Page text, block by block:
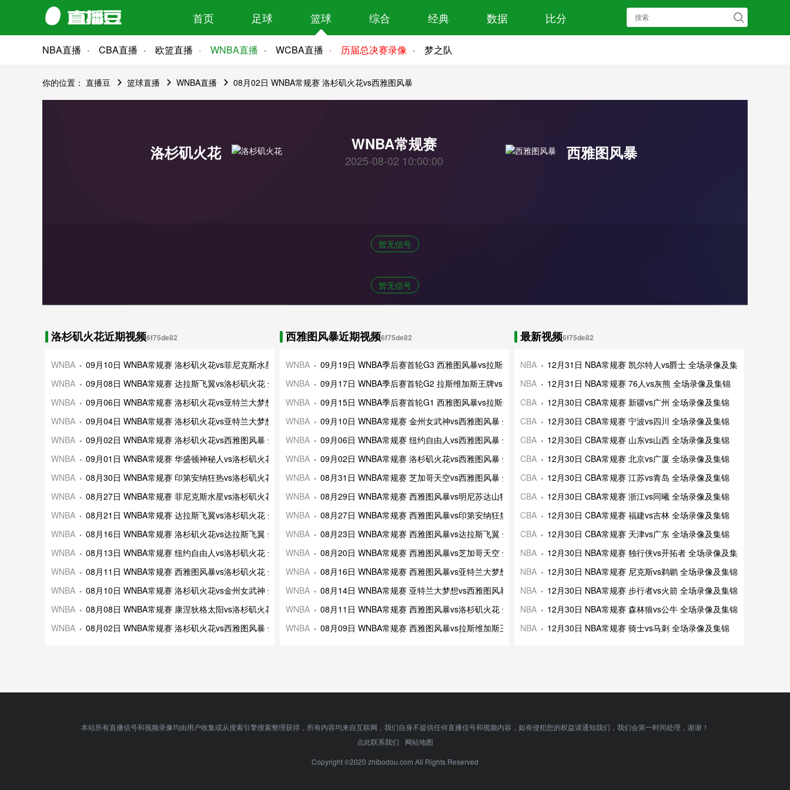
首页 足球 篮球 综合 经典 数据 比分
NBA直播 CBA直播 欧篮直播 WNBA直播 WCBA直播 历届总决赛录像 梦之队
你的位置： 直播豆 篮球直播 WNBA直播 08月02日 WNBA常规赛 洛杉矶火花vs西雅图风暴
洛杉矶火花 WNBA常规赛
2025-08-02 10:00:00 西雅图风暴
暂无信号
暂无信号
洛杉矶火花近期视频6f75de82
WNBA
09月10日 WNBA常规赛 洛杉矶火花vs菲尼克斯水星 全场录像及集锦
WNBA
09月08日 WNBA常规赛 达拉斯飞翼vs洛杉矶火花 全场录像及集锦
WNBA
09月06日 WNBA常规赛 洛杉矶火花vs亚特兰大梦想 全场录像及集锦
WNBA
09月04日 WNBA常规赛 洛杉矶火花vs亚特兰大梦想 全场录像及集锦
WNBA
09月02日 WNBA常规赛 洛杉矶火花vs西雅图风暴 全场录像及集锦
WNBA
09月01日 WNBA常规赛 华盛顿神秘人vs洛杉矶火花 全场录像及集锦
WNBA
08月30日 WNBA常规赛 印第安纳狂热vs洛杉矶火花 全场录像及集锦
WNBA
08月27日 WNBA常规赛 菲尼克斯水星vs洛杉矶火花 全场录像及集锦
WNBA
08月21日 WNBA常规赛 达拉斯飞翼vs洛杉矶火花 全场录像及集锦
WNBA
08月16日 WNBA常规赛 洛杉矶火花vs达拉斯飞翼 全场录像及集锦
WNBA
08月13日 WNBA常规赛 纽约自由人vs洛杉矶火花 全场录像及集锦
WNBA
08月11日 WNBA常规赛 西雅图风暴vs洛杉矶火花 全场录像及集锦
WNBA
08月10日 WNBA常规赛 洛杉矶火花vs金州女武神 全场录像及集锦
WNBA
08月08日 WNBA常规赛 康涅狄格太阳vs洛杉矶火花 全场录像及集锦
WNBA
08月02日 WNBA常规赛 洛杉矶火花vs西雅图风暴 全场录像及集锦
西雅图风暴近期视频6f75de82
WNBA
09月19日 WNBA季后赛首轮G3 西雅图风暴vs拉斯维加斯王牌 全场录
WNBA
09月17日 WNBA季后赛首轮G2 拉斯维加斯王牌vs西雅图风暴 全场录
WNBA
09月15日 WNBA季后赛首轮G1 西雅图风暴vs拉斯维加斯王牌 全场录
WNBA
09月10日 WNBA常规赛 金州女武神vs西雅图风暴 全场录像及集锦
WNBA
09月06日 WNBA常规赛 纽约自由人vs西雅图风暴 全场录像及集锦
WNBA
09月02日 WNBA常规赛 洛杉矶火花vs西雅图风暴 全场录像及集锦
WNBA
08月31日 WNBA常规赛 芝加哥天空vs西雅图风暴 全场录像及集锦
WNBA
08月29日 WNBA常规赛 西雅图风暴vs明尼苏达山猫 全场录像及集锦
WNBA
08月27日 WNBA常规赛 西雅图风暴vs印第安纳狂热 全场录像及集锦
WNBA
08月23日 WNBA常规赛 西雅图风暴vs达拉斯飞翼 全场录像及集锦
WNBA
08月20日 WNBA常规赛 西雅图风暴vs芝加哥天空 全场录像及集锦
WNBA
08月16日 WNBA常规赛 西雅图风暴vs亚特兰大梦想 全场录像及集锦
WNBA
08月14日 WNBA常规赛 亚特兰大梦想vs西雅图风暴 全场录像及集锦
WNBA
08月11日 WNBA常规赛 西雅图风暴vs洛杉矶火花 全场录像及集锦
WNBA
08月09日 WNBA常规赛 西雅图风暴vs拉斯维加斯王牌 全场录像及集
最新视频6f75de82
NBA
12月31日 NBA常规赛 凯尔特人vs爵士 全场录像及集锦
NBA
12月31日 NBA常规赛 76人vs灰熊 全场录像及集锦
CBA
12月30日 CBA常规赛 新疆vs广州 全场录像及集锦
CBA
12月30日 CBA常规赛 宁波vs四川 全场录像及集锦
CBA
12月30日 CBA常规赛 山东vs山西 全场录像及集锦
CBA
12月30日 CBA常规赛 北京vs广厦 全场录像及集锦
CBA
12月30日 CBA常规赛 江苏vs青岛 全场录像及集锦
CBA
12月30日 CBA常规赛 浙江vs同曦 全场录像及集锦
CBA
12月30日 CBA常规赛 福建vs吉林 全场录像及集锦
CBA
12月30日 CBA常规赛 天津vs广东 全场录像及集锦
NBA
12月30日 NBA常规赛 独行侠vs开拓者 全场录像及集锦
NBA
12月30日 NBA常规赛 尼克斯vs鹈鹕 全场录像及集锦
NBA
12月30日 NBA常规赛 步行者vs火箭 全场录像及集锦
NBA
12月30日 NBA常规赛 森林狼vs公牛 全场录像及集锦
NBA
12月30日 NBA常规赛 骑士vs马刺 全场录像及集锦
本站所有直播信号和视频录像均由用户收集或从搜索引擎搜索整理获得，所有内容均来自互联网，我们自身不提供任何直播信号和视频内容，如有侵犯您的权益请通知我们，我们会第一时间处理，谢谢！
点此联系我们
网站地图
Copyright ©2020 zhibodou.com All Rights Reserved